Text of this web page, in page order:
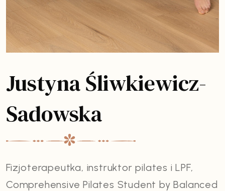
Justyna Śliwkiewicz-
Sadowska
Fizjoterapeutka, instruktor pilates i LPF,
Comprehensive Pilates Student by Balanced